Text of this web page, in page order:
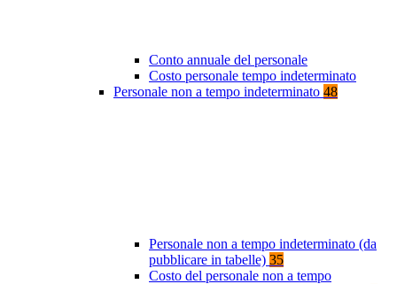
Conto annuale del personale
Costo personale tempo indeterminato
Personale non a tempo indeterminato 48
Personale non a tempo indeterminato (da
pubblicare in tabelle) 35
Costo del personale non a tempo